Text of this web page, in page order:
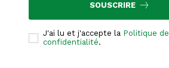
SOUSCRIRE
J'ai lu et j'accepte la Politique de
confidentialité.